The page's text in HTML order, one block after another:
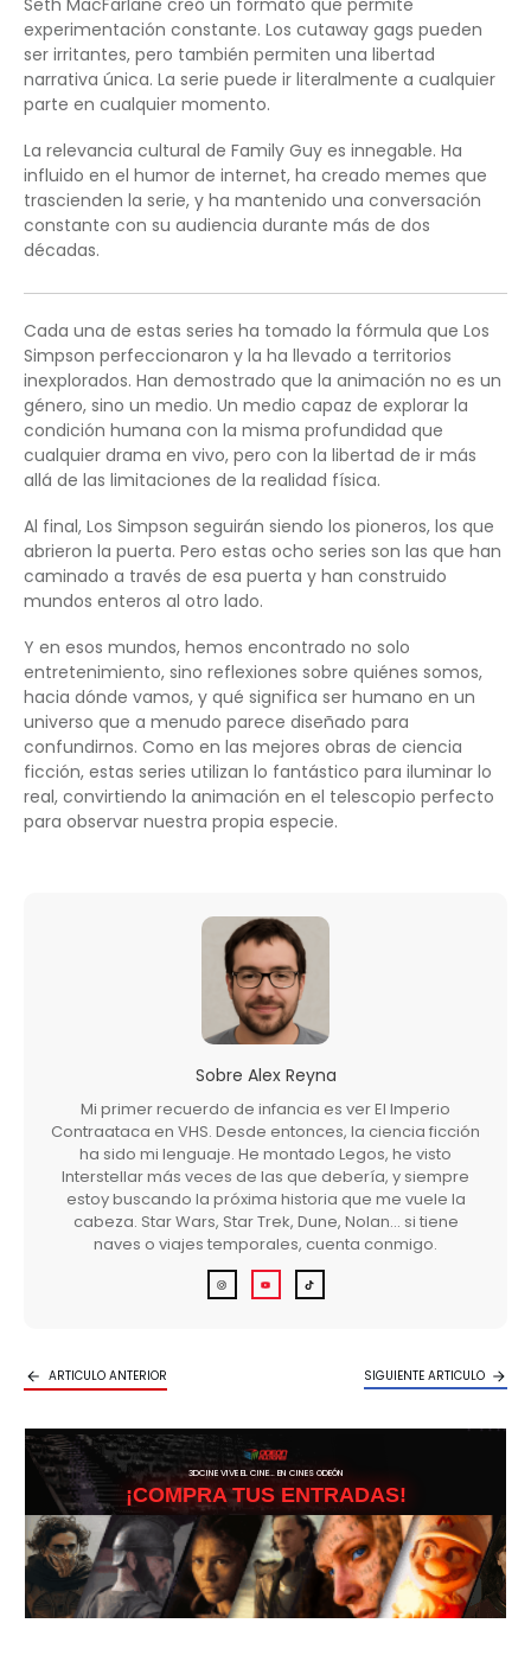
Seth MacFarlane creó un formato que permite
experimentación constante. Los cutaway gags pueden
ser irritantes, pero también permiten una libertad
narrativa única. La serie puede ir literalmente a cualquier
parte en cualquier momento.
La relevancia cultural de Family Guy es innegable. Ha
influido en el humor de internet, ha creado memes que
trascienden la serie, y ha mantenido una conversación
constante con su audiencia durante más de dos
décadas.
Cada una de estas series ha tomado la fórmula que Los
Simpson perfeccionaron y la ha llevado a territorios
inexplorados. Han demostrado que la animación no es un
género, sino un medio. Un medio capaz de explorar la
condición humana con la misma profundidad que
cualquier drama en vivo, pero con la libertad de ir más
allá de las limitaciones de la realidad física.
Al final, Los Simpson seguirán siendo los pioneros, los que
abrieron la puerta. Pero estas ocho series son las que han
caminado a través de esa puerta y han construido
mundos enteros al otro lado.
Y en esos mundos, hemos encontrado no solo
entretenimiento, sino reflexiones sobre quiénes somos,
hacia dónde vamos, y qué significa ser humano en un
universo que a menudo parece diseñado para
confundirnos. Como en las mejores obras de ciencia
ficción, estas series utilizan lo fantástico para iluminar lo
real, convirtiendo la animación en el telescopio perfecto
para observar nuestra propia especie.
Sobre Alex Reyna
Mi primer recuerdo de infancia es ver El Imperio
Contraataca en VHS. Desde entonces, la ciencia ficción
ha sido mi lenguaje. He montado Legos, he visto
Interstellar más veces de las que debería, y siempre
estoy buscando la próxima historia que me vuele la
cabeza. Star Wars, Star Trek, Dune, Nolan… si tiene
naves o viajes temporales, cuenta conmigo.
ARTICULO ANTERIOR SIGUIENTE ARTICULO
3DCINE VIVE EL CINE… EN CINES ODEÓN
¡COMPRA TUS ENTRADAS!